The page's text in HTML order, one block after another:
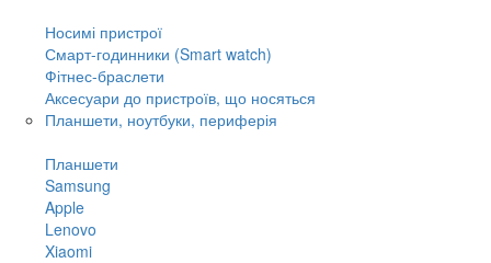
Носимі пристрої
Смарт-годинники (Smart watch)
Фітнес-браслети
Аксесуари до пристроїв, що носяться
Планшети, ноутбуки, периферія
Планшети
Samsung
Apple
Lenovo
Xiaomi